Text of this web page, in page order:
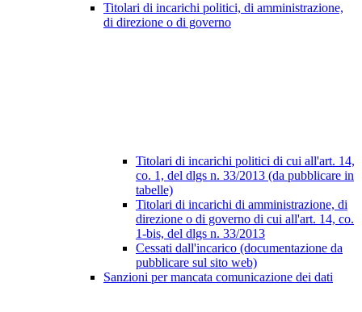
Titolari di incarichi politici, di amministrazione,
di direzione o di governo
Titolari di incarichi politici di cui all'art. 14,
co. 1, del dlgs n. 33/2013 (da pubblicare in
tabelle)
Titolari di incarichi di amministrazione, di
direzione o di governo di cui all'art. 14, co.
1-bis, del dlgs n. 33/2013
Cessati dall'incarico (documentazione da
pubblicare sul sito web)
Sanzioni per mancata comunicazione dei dati